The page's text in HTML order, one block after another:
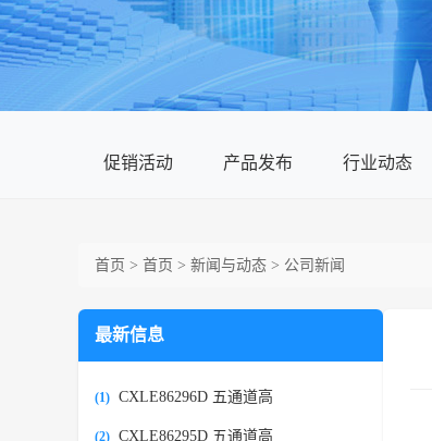
促销活动 产品发布 行业动态
首页 > 首页 > 新闻与动态 > 公司新闻
最新信息
(1) CXLE86296D 五通道高
(2) CXLE86295D 五通道高